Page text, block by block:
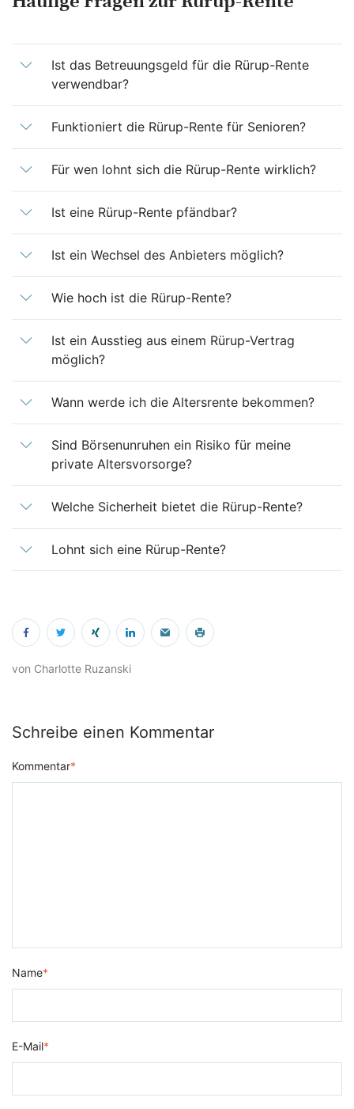
Ist das Betreuungsgeld für die Rürup-Rente
verwendbar?
Funktioniert die Rürup-Rente für Senioren?
Für wen lohnt sich die Rürup-Rente wirklich?
Ist eine Rürup-Rente pfändbar?
Ist ein Wechsel des Anbieters möglich?
Wie hoch ist die Rürup-Rente?
Ist ein Ausstieg aus einem Rürup-Vertrag
möglich?
Wann werde ich die Altersrente bekommen?
Sind Börsenunruhen ein Risiko für meine
private Altersvorsorge?
Welche Sicherheit bietet die Rürup-Rente?
Lohnt sich eine Rürup-Rente?
von Charlotte Ruzanski
Schreibe einen Kommentar
Kommentar*
Name*
E-Mail*